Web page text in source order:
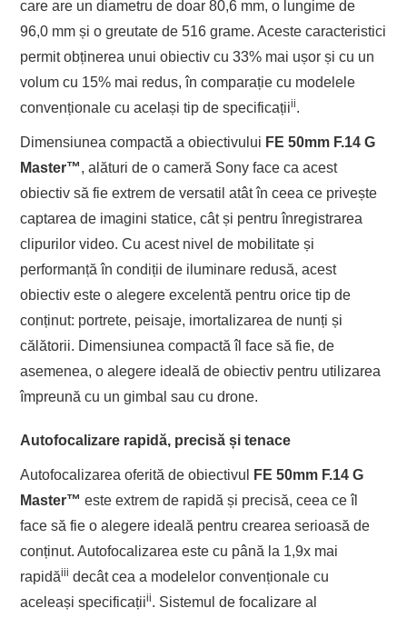
care are un diametru de doar 80,6 mm, o lungime de
96,0 mm și o greutate de 516 grame. Aceste caracteristici
permit obținerea unui obiectiv cu 33% mai ușor și cu un
volum cu 15% mai redus, în comparație cu modelele
convenționale cu același tip de specificațiiii.
Dimensiunea compactă a obiectivului FE 50mm F.14 G
Master™, alături de o cameră Sony face ca acest
obiectiv să fie extrem de versatil atât în ceea ce privește
captarea de imagini statice, cât și pentru înregistrarea
clipurilor video. Cu acest nivel de mobilitate și
performanță în condiții de iluminare redusă, acest
obiectiv este o alegere excelentă pentru orice tip de
conținut: portrete, peisaje, imortalizarea de nunți și
călătorii. Dimensiunea compactă îl face să fie, de
asemenea, o alegere ideală de obiectiv pentru utilizarea
împreună cu un gimbal sau cu drone.
Autofocalizare rapidă, precisă și tenace
Autofocalizarea oferită de obiectivul
FE 50mm F.14 G
Master™ este extrem de rapidă și precisă, ceea ce îl
face să fie o alegere ideală pentru crearea serioasă de
conținut. Autofocalizarea este cu până la 1,9x mai
rapidăiii decât cea a modelelor convenționale cu
aceleași specificațiiii. Sistemul de focalizare al